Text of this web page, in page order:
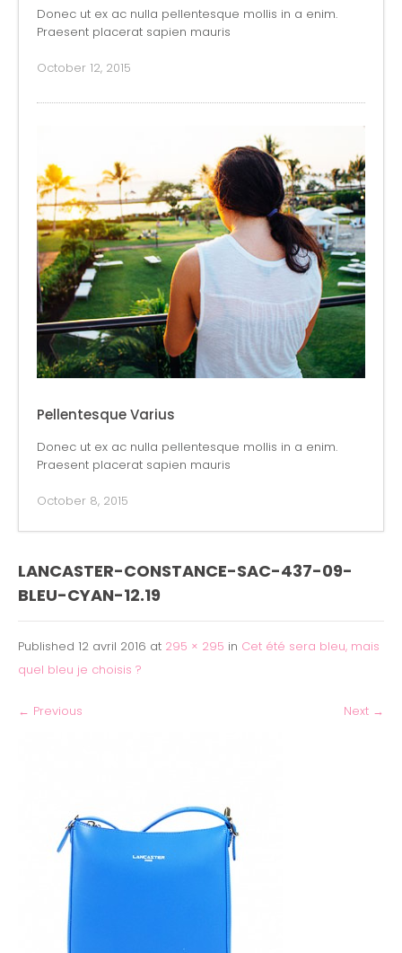
Donec ut ex ac nulla pellentesque mollis in a enim.
Praesent placerat sapien mauris
October 12, 2015
Pellentesque Varius
Donec ut ex ac nulla pellentesque mollis in a enim.
Praesent placerat sapien mauris
October 8, 2015
LANCASTER-CONSTANCE-SAC-437-09-
BLEU-CYAN-12.19
Published 12 avril 2016 at 295 × 295 in Cet été sera bleu, mais
quel bleu je choisis ?
← Previous Next →